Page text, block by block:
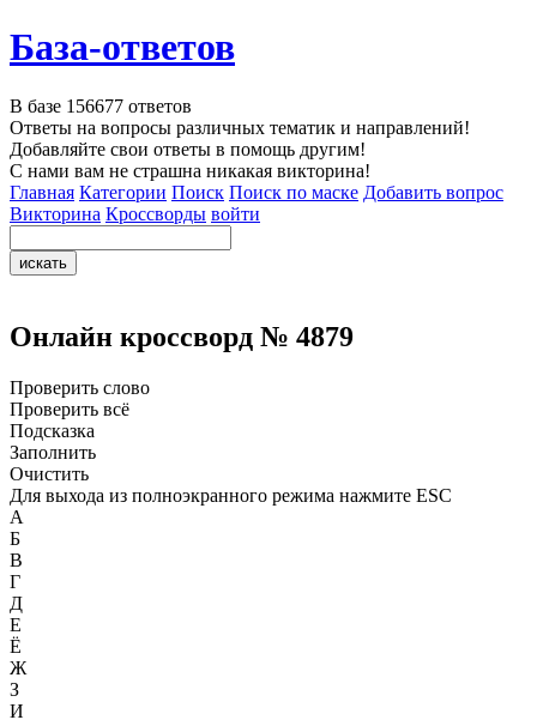
База-ответов
В базе 156677 ответов
Ответы на вопросы различных тематик и направлений!
Добавляйте свои ответы в помощь другим!
С нами вам не страшна никакая викторина!
Главная Категории Поиск Поиск по маске Добавить вопрос
Викторина Кроссворды войти
Онлайн кроссворд № 4879
Проверить слово
Проверить всё
Подсказка
Заполнить
Очистить
Для выхода из полноэкранного режима нажмите ESC
А
Б
В
Г
Д
Е
Ё
Ж
З
И